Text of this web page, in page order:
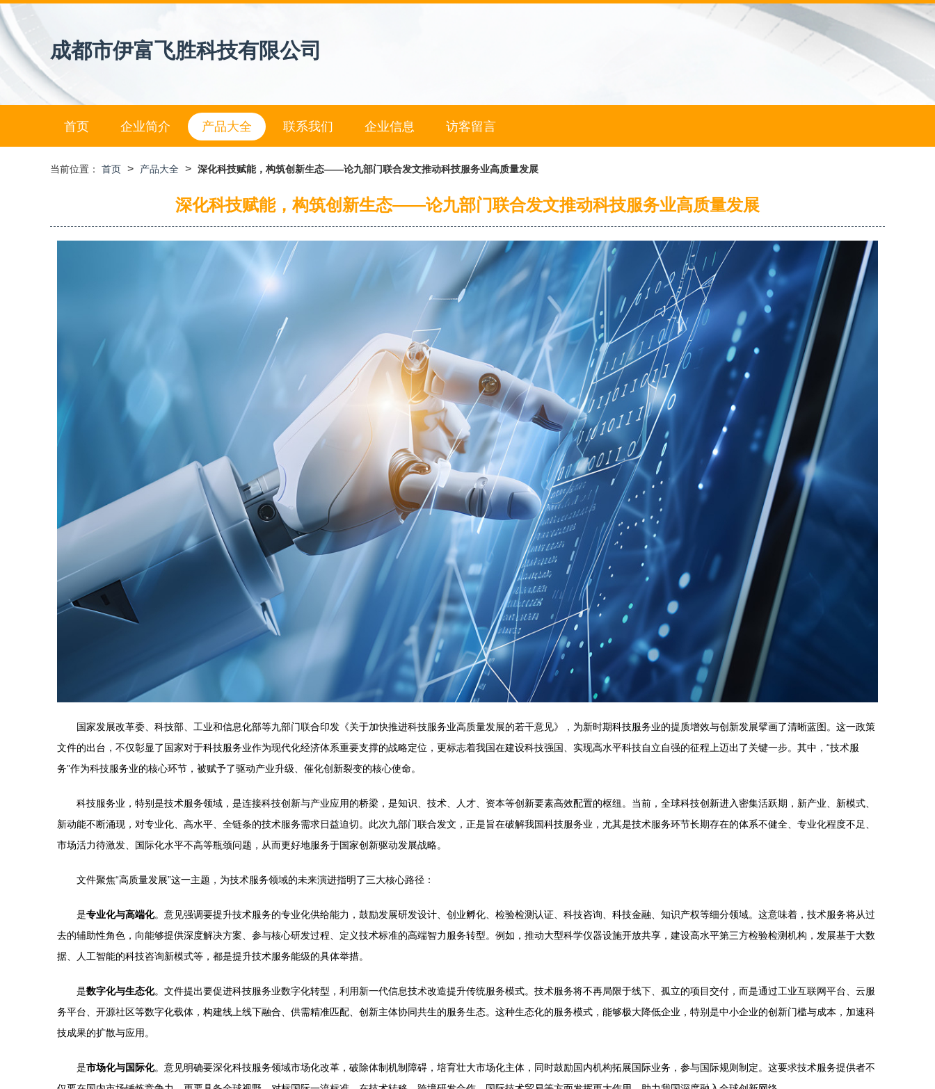
成都市伊富飞胜科技有限公司
首页 企业简介 产品大全 联系我们 企业信息 访客留言
当前位置： 首页 > 产品大全 > 深化科技赋能，构筑创新生态——论九部门联合发文推动科技服务业高质量发展
深化科技赋能，构筑创新生态——论九部门联合发文推动科技服务业高质量发展
国家发展改革委、科技部、工业和信息化部等九部门联合印发《关于加快推进科技服务业高质量发展的若干意见》，为新时期科技服务业的提质增效与创新发展擘画了清晰蓝图。这一政策
文件的出台，不仅彰显了国家对于科技服务业作为现代化经济体系重要支撑的战略定位，更标志着我国在建设科技强国、实现高水平科技自立自强的征程上迈出了关键一步。其中，“技术服
务”作为科技服务业的核心环节，被赋予了驱动产业升级、催化创新裂变的核心使命。
科技服务业，特别是技术服务领域，是连接科技创新与产业应用的桥梁，是知识、技术、人才、资本等创新要素高效配置的枢纽。当前，全球科技创新进入密集活跃期，新产业、新模式、
新动能不断涌现，对专业化、高水平、全链条的技术服务需求日益迫切。此次九部门联合发文，正是旨在破解我国科技服务业，尤其是技术服务环节长期存在的体系不健全、专业化程度不足、
市场活力待激发、国际化水平不高等瓶颈问题，从而更好地服务于国家创新驱动发展战略。
文件聚焦“高质量发展”这一主题，为技术服务领域的未来演进指明了三大核心路径：
是专业化与高端化。意见强调要提升技术服务的专业化供给能力，鼓励发展研发设计、创业孵化、检验检测认证、科技咨询、科技金融、知识产权等细分领域。这意味着，技术服务将从过
去的辅助性角色，向能够提供深度解决方案、参与核心研发过程、定义技术标准的高端智力服务转型。例如，推动大型科学仪器设施开放共享，建设高水平第三方检验检测机构，发展基于大数
据、人工智能的科技咨询新模式等，都是提升技术服务能级的具体举措。
是数字化与生态化。文件提出要促进科技服务业数字化转型，利用新一代信息技术改造提升传统服务模式。技术服务将不再局限于线下、孤立的项目交付，而是通过工业互联网平台、云服
务平台、开源社区等数字化载体，构建线上线下融合、供需精准匹配、创新主体协同共生的服务生态。这种生态化的服务模式，能够极大降低企业，特别是中小企业的创新门槛与成本，加速科
技成果的扩散与应用。
是市场化与国际化。意见明确要深化科技服务领域市场化改革，破除体制机制障碍，培育壮大市场化主体，同时鼓励国内机构拓展国际业务，参与国际规则制定。这要求技术服务提供者不